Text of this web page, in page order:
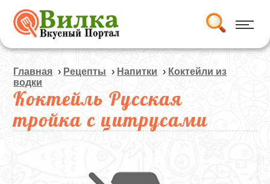
Главная › Рецепты › Напитки › Коктейли из
водки
Коктейль Русская
тройка с цитрусами